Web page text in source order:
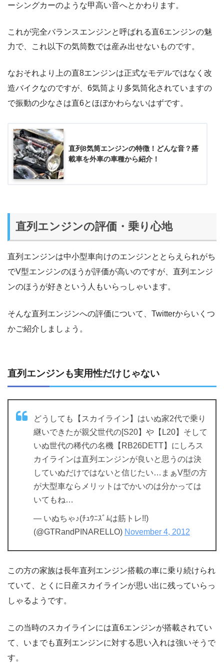
ーシングカーのような甲高い音へとかわります。
これが完全バランスエンジンと呼ばれる直6エンジンの魅
力で、これ以下の気筒数では産み出せないものです。
なおそれより上の直8エンジンは正式なモデルではなく改
造バイクなのですが、6気筒より多気筒化されていますの
で振動の少なさは直6とほぼかわらないはずです。
直列8気筒エンジンの特徴！どんな音？搭
載車を外車の車種から紹介！
直列エンジンの評価・乗り心地
直列エンジンは中小型車向けのエンジンととらえられがち
でV型エンジンのほうが評価が高いのですが、直列エンジ
ンのほうが好きという人もいらっしゃいます。
そんな直列エンジンへの評価について、Twitterからいくつ
かご紹介しましょう。
直列エンジンも実用性だけじゃない
どうしても【スカイライン】はいぬ家2代で乗り
継いできたが親父世代の[S20】や【L20】そして
いぬ世代の稀代の名機【RB26DETT】にしろス
カイラインは直列エンジンが良いと思うのは決
していぬだけではないと信じたい…まぁV型の方
が大型車ならメリットはでかいのは分かっては
いてもね…
— いぬちゃ♪(ﾁｭｳﾆｽﾞﾑは筋トレ!!)
(@GTRandPINARELLO) November 4, 2012
この方の家族は長年直列エンジン搭載の車に乗り続けられ
ていて、とくに日産スカイラインが思い出に残っていらっ
しゃるようです。
この当時のスカイラインには直6エンジンが搭載されてい
て、いまでも直列エンジンに対する思い入れは強いそうで
す。